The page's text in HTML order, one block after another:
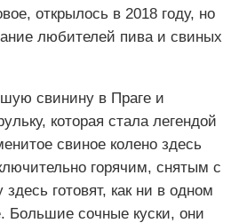
открылось в 2018 году, но
любителей пива и свиных
свинину в Праге и
которая стала легендой
свиное колено здесь
горячим, снятым с
готовят, как ни в одном
Большие сочные куски, они